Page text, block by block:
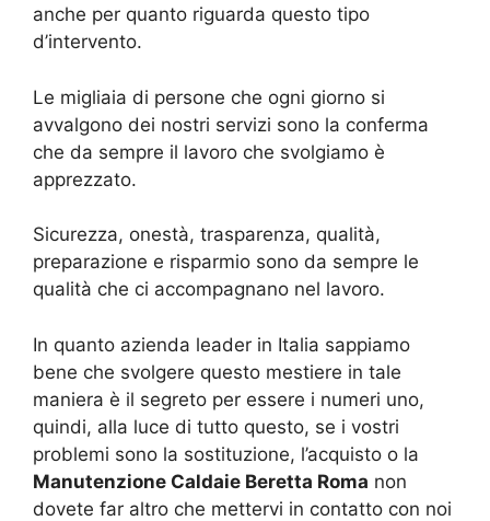
anche per quanto riguarda questo tipo
d’intervento.
Le migliaia di persone che ogni giorno si
avvalgono dei nostri servizi sono la conferma
che da sempre il lavoro che svolgiamo è
apprezzato.
Sicurezza, onestà, trasparenza, qualità,
preparazione e risparmio sono da sempre le
qualità che ci accompagnano nel lavoro.
In quanto azienda leader in Italia sappiamo
bene che svolgere questo mestiere in tale
maniera è il segreto per essere i numeri uno,
quindi, alla luce di tutto questo, se i vostri
problemi sono la sostituzione, l’acquisto o la
Manutenzione Caldaie Beretta Roma non
dovete far altro che mettervi in contatto con noi